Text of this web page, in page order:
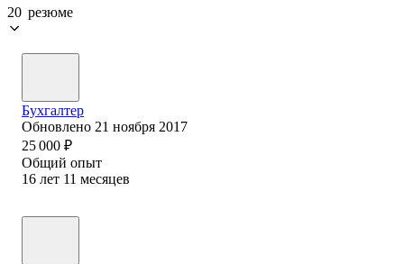
20 резюме
Бухгалтер
Обновлено 21 ноября 2017
25 000 ₽
Общий опыт
16 лет 11 месяцев